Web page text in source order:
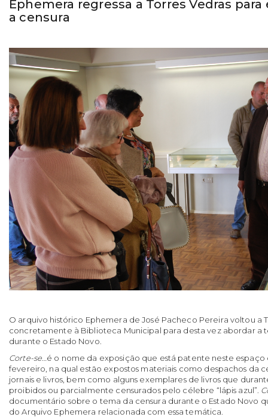
Ephemera regressa a Torres Vedras
a censura
O arquivo histórico Ephemera de José Pacheco Pereira voltou a
concretamente à Biblioteca Municipal para desta vez abordar a
durante o Estado Novo.
Corte-se… é o nome da exposição que está patente neste espaço
fevereiro, na qual estão expostos materiais como despachos da
jornais e livros, bem como alguns exemplares de livros que
proibidos ou parcialmente censurados pelo célebre “lápis azul”.
documentário sobre o tema da censura durante o Estado Novo
do Arquivo Ephemera relacionada com essa temática.